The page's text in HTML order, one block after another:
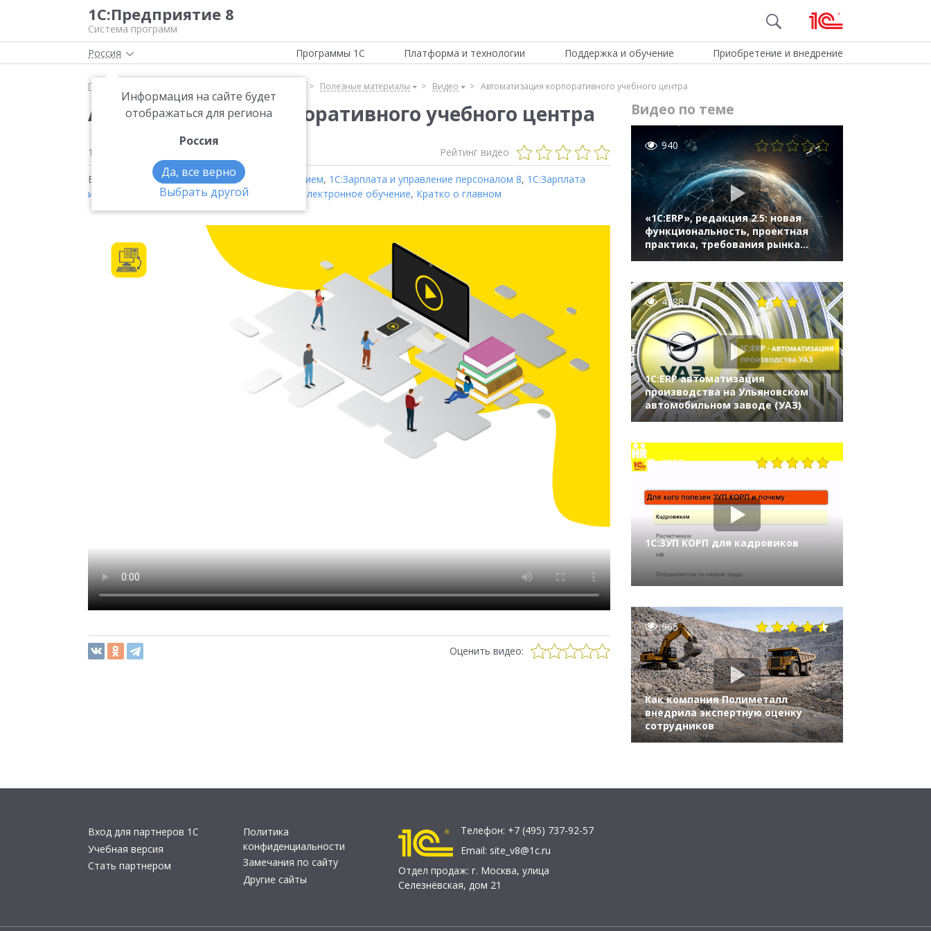
1С:Предприятие 8
Система программ
Россия
Информация на сайте будет
отображаться для региона
Россия
Да, все верно
Выбрать другой
Программы 1С Платформа и технологии Поддержка и обучение Приобретение и внедрение
Главная Полезные материалы Видео Автоматизация корпоративного учебного центра
Автоматизация корпоративного учебного центра
19 ноября 2020 Рейтинг видео
Видео на тему:1С:ERP Управление предприятием, 1С:Зарплата и управление персоналом 8, 1С:Зарплата
и кадры государственного учреждения 8
1С:Электронное обучение, Кратко о главном
Оценить видео:
Видео по теме
940
«1С:ERP», редакция 2.5: новая
функциональность, проектная
практика, требования рынка
(Бизнес-форум 1С:ERP онлайн 18
Кислов Алексей, "1С")
4288
1С:ERP автоматизация
производства на Ульяновском
автомобильном заводе (УАЗ)
2982
1С:ЗУП КОРП для кадровиков
965
Как компания Полиметалл
внедрила экспертную оценку
сотрудников
Вход для партнеров 1С
Учебная версия
Стать партнером
Политика
конфиденциальности
Замечания по сайту
Другие сайты
Телефон: +7 (495) 737-92-57
Email: site_v8@1c.ru
Отдел продаж: г. Москва, улица
Селезнёвская, дом 21